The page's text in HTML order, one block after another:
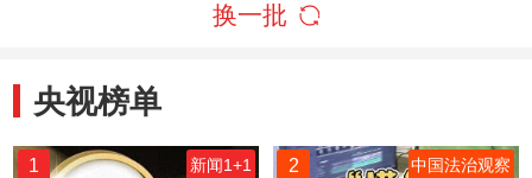
换一批
央视榜单
1 新闻1+1 2 中国法治观察